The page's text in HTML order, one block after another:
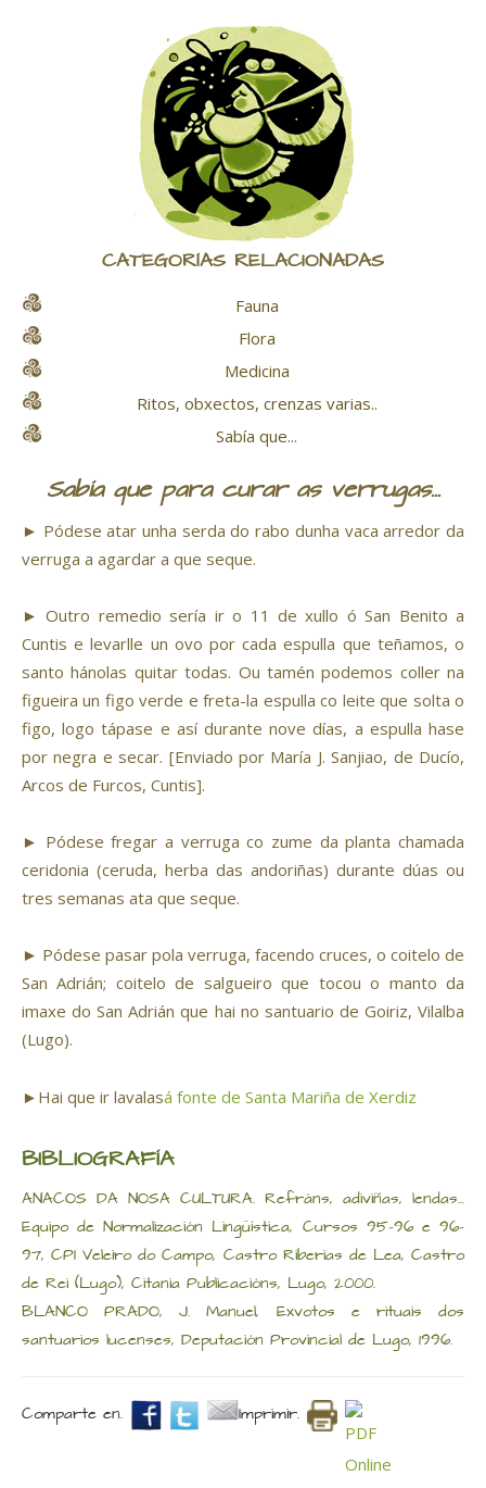
CATEGORÍAS RELACIONADAS
Fauna
Flora
Medicina
Ritos, obxectos, crenzas varias..
Sabía que...
Sabía que para curar as verrugas...
► Pódese atar unha serda do rabo dunha vaca arredor da
verruga a agardar a que seque.
► Outro remedio sería ir o 11 de xullo ó San Benito a
Cuntis e levarlle un ovo por cada espulla que teñamos, o
santo hánolas quitar todas. Ou tamén podemos coller na
figueira un figo verde e freta-la espulla co leite que solta o
figo, logo tápase e así durante nove días, a espulla hase
por negra e secar. [Enviado por María J. Sanjiao, de Ducío,
Arcos de Furcos, Cuntis].
► Pódese fregar a verruga co zume da planta chamada
ceridonia (ceruda, herba das andoriñas) durante dúas ou
tres semanas ata que seque.
► Pódese pasar pola verruga, facendo cruces, o coitelo de
San Adrián; coitelo de salgueiro que tocou o manto da
imaxe do San Adrián que hai no santuario de Goiriz, Vilalba
(Lugo).
►Hai que ir lavalasá fonte de Santa Mariña de Xerdiz
BIBLIOGRAFÍA
ANACOS DA NOSA CULTURA. Refráns, adiviñas, lendas...
Equipo de Normalización Lingüística, Cursos 95-96 e 96-
97, CPI Veleiro do Campo, Castro Riberias de Lea, Castro
de Rei (Lugo), Citania Publicacións, Lugo, 2000.
BLANCO PRADO, J. Manuel, Exvotos e rituais dos
santuarios lucenses, Deputación Provincial de Lugo, 1996.
Comparte en. Imprimir.